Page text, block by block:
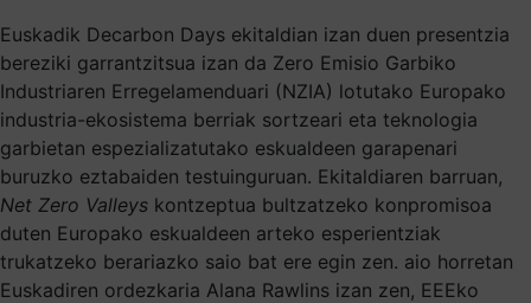
Euskadik Decarbon Days ekitaldian izan duen presentzia
bereziki garrantzitsua izan da Zero Emisio Garbiko
Industriaren Erregelamenduari (NZIA) lotutako Europako
industria-ekosistema berriak sortzeari eta teknologia
garbietan espezializatutako eskualdeen garapenari
buruzko eztabaiden testuinguruan. Ekitaldiaren barruan,
Net Zero Valleys kontzeptua bultzatzeko konpromisoa
duten Europako eskualdeen arteko esperientziak
trukatzeko berariazko saio bat ere egin zen. aio horretan
Euskadiren ordezkaria Alana Rawlins izan zen, EEEko